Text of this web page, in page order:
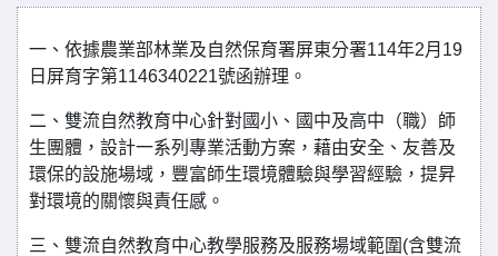
一、依據農業部林業及自然保育署屏東分署114年2月19
日屏育字第1146340221號函辦理。
二、雙流自然教育中心針對國小、國中及高中（職）師
生團體，設計一系列專業活動方案，藉由安全、友善及
環保的設施場域，豐富師生環境體驗與學習經驗，提昇
對環境的關懷與責任感。
三、雙流自然教育中心教學服務及服務場域範圍(含雙流